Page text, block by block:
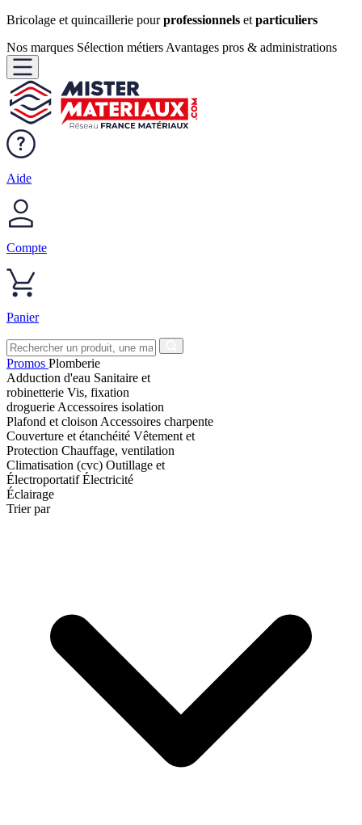
Bricolage et quincaillerie pourprofessionnels et particuliers
Nos marques Sélection métiers Avantages pros & administrations
Aide
Compte
Panier
Promos Plomberie
Adduction d'eau Sanitaire et
robinetterie Vis, fixation
droguerie Accessoires isolation
Plafond et cloison Accessoires charpente
Couverture et étanchéité Vêtement et
Protection Chauffage, ventilation
Climatisation (cvc) Outillage et
ÉlectroportatifÉlectricité
Éclairage
Trier par